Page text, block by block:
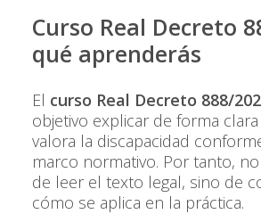
Curso Real Decreto
qué aprenderás
El curso Real Decreto 888/
objetivo explicar de forma
valora la discapacidad
marco normativo. Por tanto,
de leer el texto legal, sino de
cómo se aplica en la práctica.